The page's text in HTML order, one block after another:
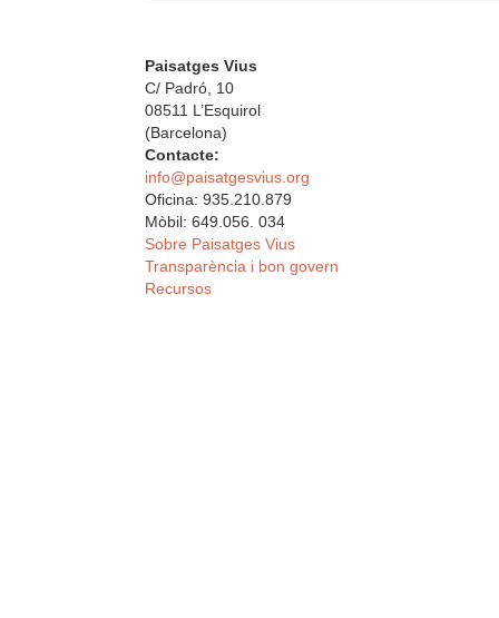
Paisatges Vius
C/ Padró, 10
08511 L’Esquirol
(Barcelona)
Contacte:
info@paisatgesvius.org
Oficina: 935.210.879
Mòbil: 649.056. 034
Sobre Paisatges Vius
Transparència i bon govern
Recursos